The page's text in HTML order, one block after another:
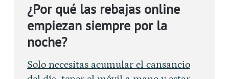
¿Por qué las rebajas online
empiezan siempre por la
noche?
Solo necesitas acumular el cansancio